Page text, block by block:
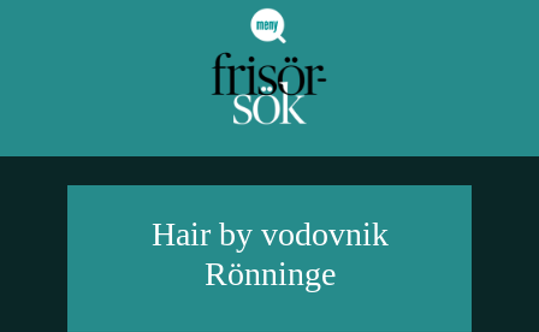
Hair by vodovnik
Rönninge